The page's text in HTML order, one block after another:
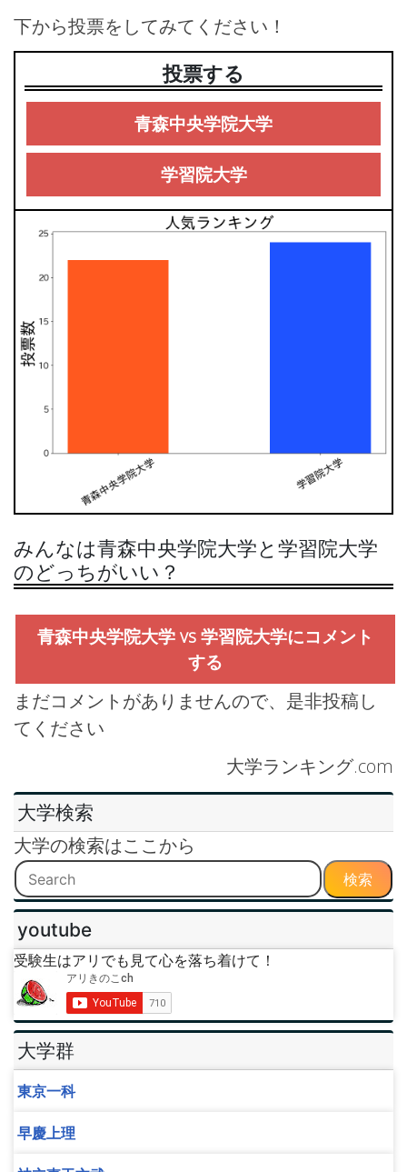
下から投票をしてみてください！
投票する
青森中央学院大学
学習院大学
みんなは青森中央学院大学と学習院大学
のどっちがいい？
青森中央学院大学 vs 学習院大学にコメント
する
まだコメントがありませんので、是非投稿し
てください
大学ランキング.com
大学検索
大学の検索はここから
検索
youtube
受験生はアリでも見て心を落ち着けて！
大学群
東京一科
早慶上理